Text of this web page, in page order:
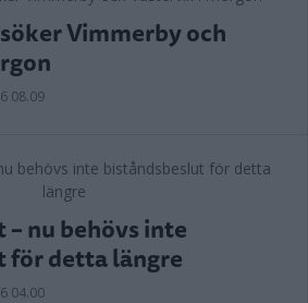
Vimmerby och
08.09
nu behövs inte
för detta längre
04.00